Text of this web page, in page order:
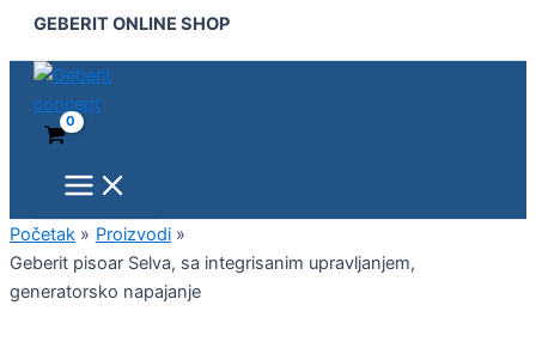
Pređi
sadržaj
GEBERIT ONLINE SHOP
Menu
Početak
Proizvodi
Geberit pisoar Selva, sa integrisanim upravljanjem,
generatorsko napajanje
pisoar
Selva,
integrisanim
upravljanjem,
napajanje
količina